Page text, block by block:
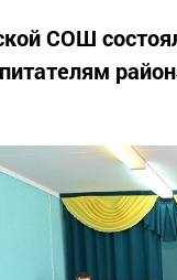
СОШ